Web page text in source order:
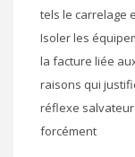
tels le carrelage
Isoler les
la facture liée
raisons qui
réflexe
forcément